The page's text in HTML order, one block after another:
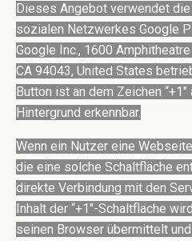
Dieses Angebot verwendet die
sozialen Netzwerkes Google
Google Inc., 1600
CA 94043, United States
Button ist an dem Zeichen
Hintergrund erkennbar.
Wenn ein Nutzer eine
die eine solche Schaltfläche
direkte Verbindung mit den
Inhalt der “+1″-Schaltfläche
seinen Browser übermittelt